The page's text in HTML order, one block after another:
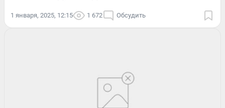
1 января, 2025, 12:15 1 672 Обсудить